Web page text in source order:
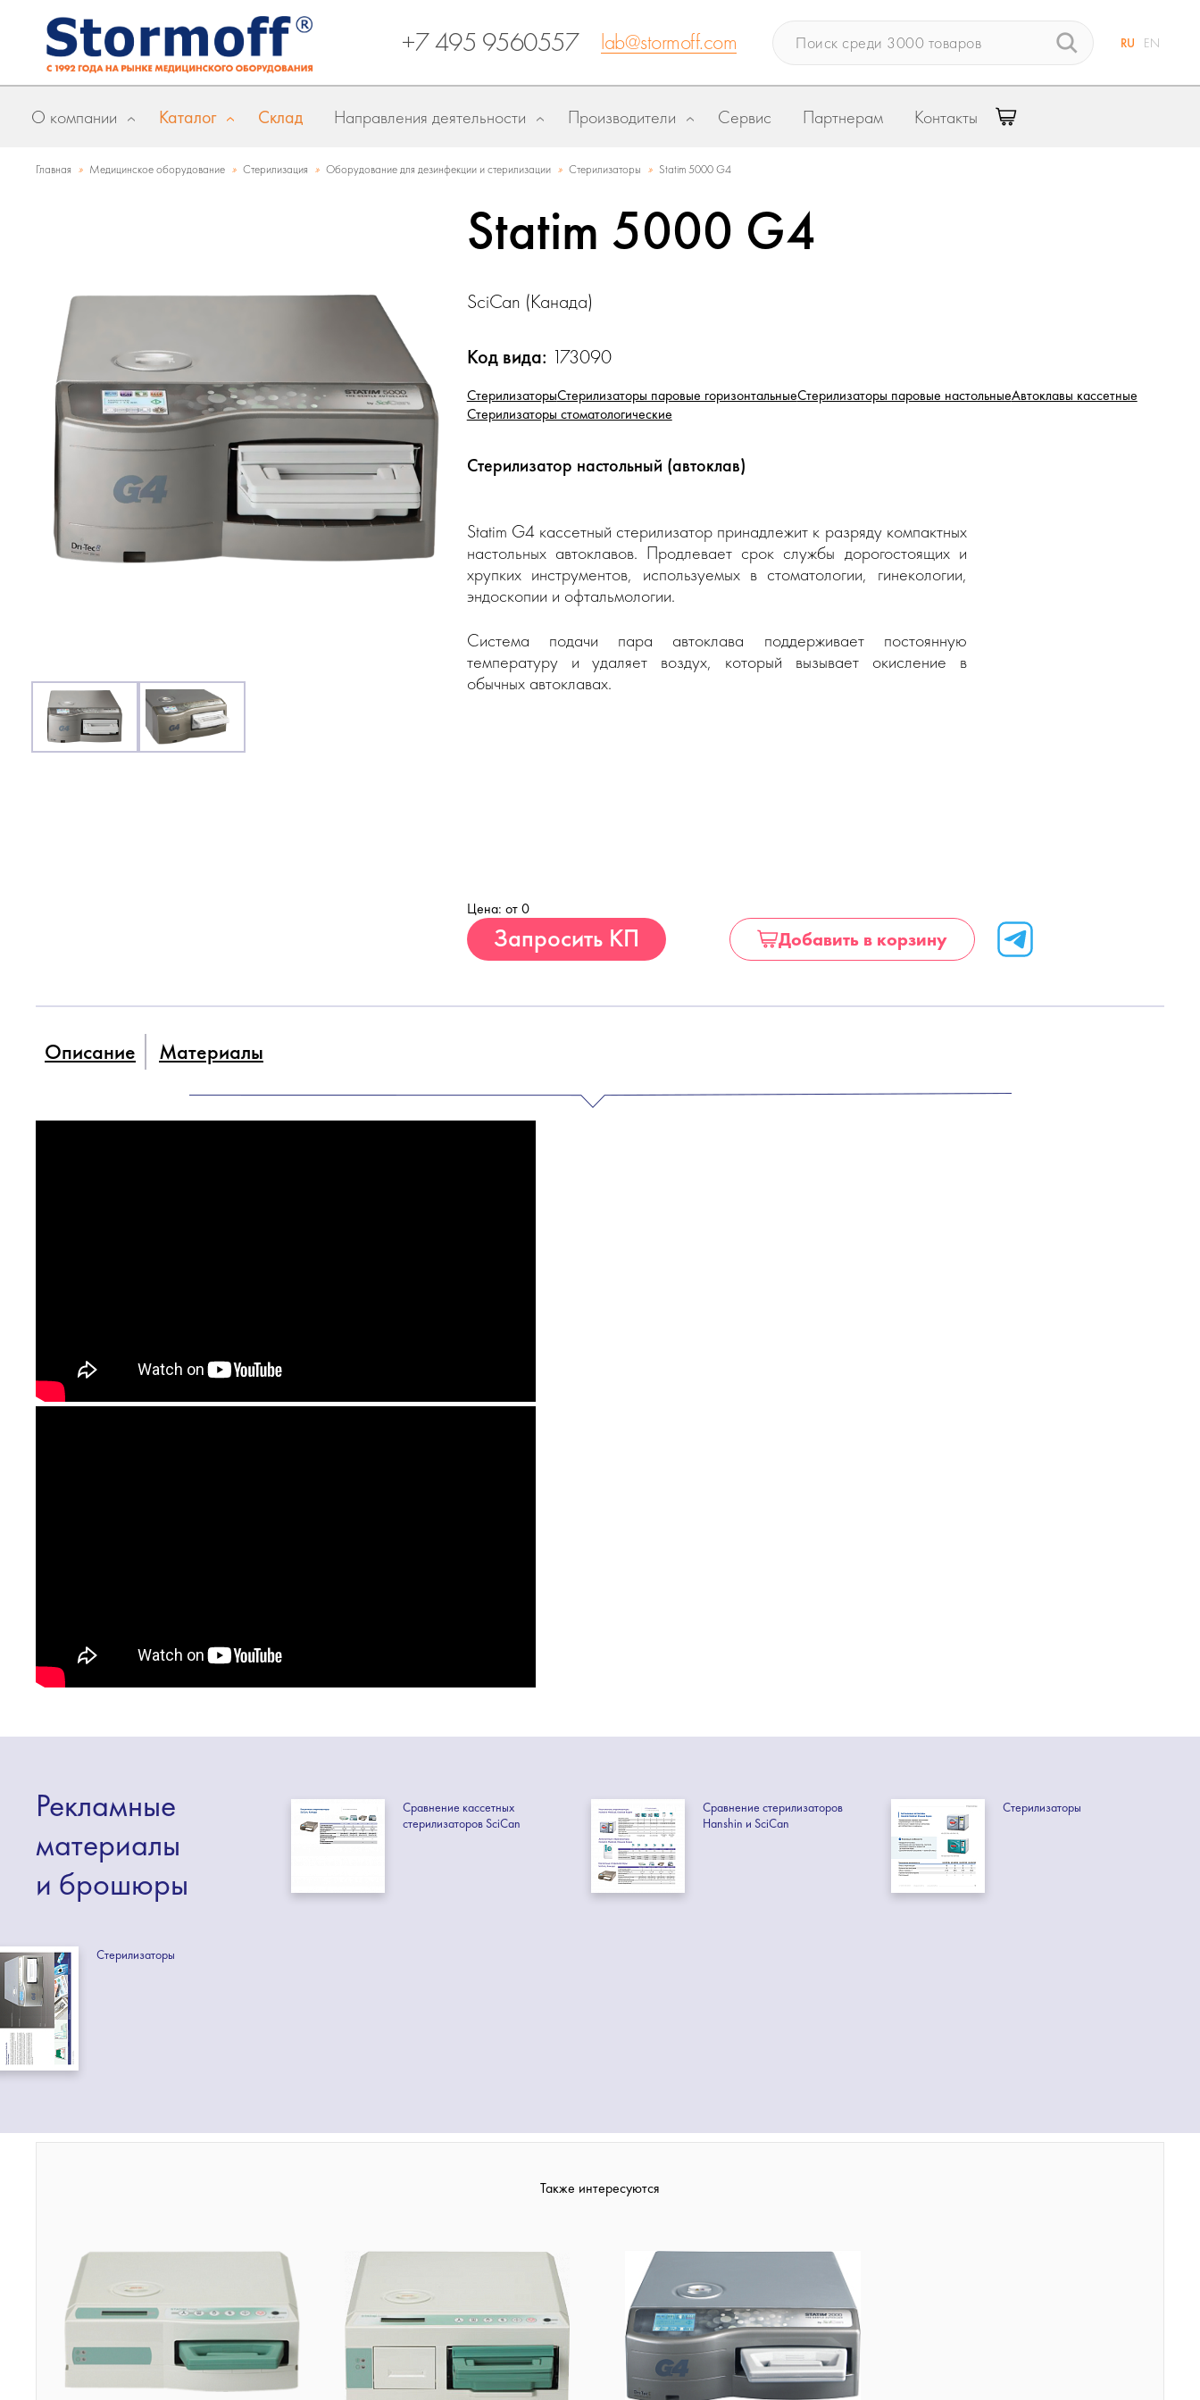
+7 495 9560557 lab@stormoff.com RU EN
О компании Каталог Склад Направления деятельности Производители Сервис Партнерам Контакты
Главная » Медицинское оборудование » Стерилизация » Оборудование для дезинфекции и стерилизации » Стерилизаторы » Statim 5000 G4
Statim 5000 G4
SciCan (Канада)
Код вида: 173090
СтерилизаторыСтерилизаторы паровые горизонтальныеСтерилизаторы паровые настольныеАвтоклавы кассетные
Стерилизаторы стоматологические
Стерилизатор настольный (автоклав)
Statim G4 кассетный стерилизатор принадлежит к разряду компактных
настольных автоклавов. Продлевает срок службы дорогостоящих и
хрупких инструментов, используемых в стоматологии, гинекологии,
эндоскопии и офтальмологии.
Система подачи пара автоклава поддерживает постоянную
температуру и удаляет воздух, который вызывает окисление в
обычных автоклавах.
Цена: от 0
Запросить КП Добавить в корзину
Описание Материалы
Рекламные
материалы
и брошюры
Сравнение кассетных
стерилизаторов SciCan
Сравнение стерилизаторов
Hanshin и SciCan
Стерилизаторы
Стерилизаторы
Также интересуются